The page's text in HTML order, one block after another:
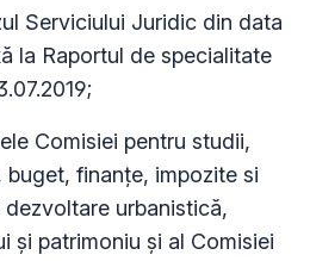
Serviciului Juridic din data
la Raportul de specialitate
Comisiei pentru studii,
finanţe, impozite si
urbanistică,
și patrimoniu și al Comisiei